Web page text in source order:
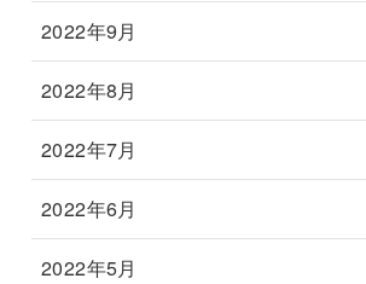
2022年9月
2022年8月
2022年7月
2022年6月
2022年5月